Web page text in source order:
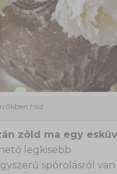
hisz
zöld ma egy
legkisebb
spórolásról van